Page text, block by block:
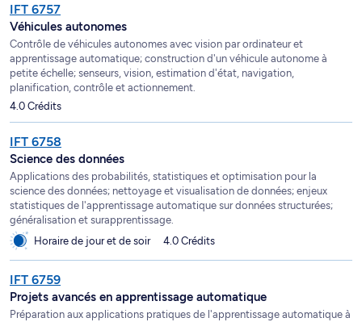
IFT 6757
Véhicules autonomes
Contrôle de véhicules autonomes avec vision par ordinateur et
apprentissage automatique; construction d'un véhicule autonome à
petite échelle; senseurs, vision, estimation d'état, navigation,
planification, contrôle et actionnement.
4.0 Crédits
IFT 6758
Science des données
Applications des probabilités, statistiques et optimisation pour la
science des données; nettoyage et visualisation de données; enjeux
statistiques de l'apprentissage automatique sur données structurées;
généralisation et surapprentissage.
Horaire de jour et de soir
4.0 Crédits
IFT 6759
Projets avancés en apprentissage automatique
Préparation aux applications pratiques de l'apprentissage automatique à